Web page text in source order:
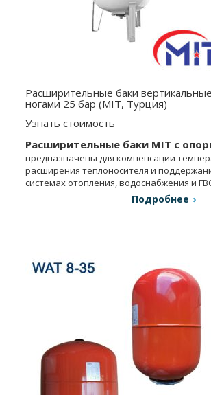
Расширительные баки
ногами 25 бар (MIT, Турция)
Узнать стоимость
Расширительные баки MIT с
предназначены для компенсации
расширения теплоносителя и
системах отопления, водоснабжения и
Подробнее